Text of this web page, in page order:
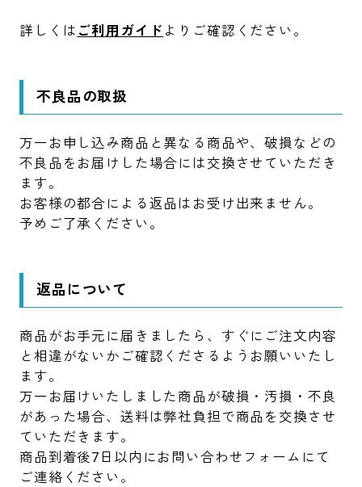
詳しくは ご利用ガイド よりご確認ください。
不良品の取扱
万一お申し込み商品と異なる商品や、破損などの
不良品をお届けした場合には交換させていただき
ます。
お客様の都合による返品はお受け出来ません。
予めご了承ください。
返品について
商品がお手元に届きましたら、すぐにご注文内容
と相違がないかご確認くださるようお願いいたし
ます。
万一お届けいたしました商品が破損・汚損・不良
があった場合、送料は弊社負担で商品を交換させ
ていただきます。
商品到着後7日以内にお問い合わせフォームにて
ご連絡ください。